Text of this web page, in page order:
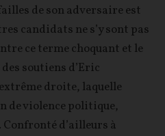
de son adversaire est
candidats ne s’y sont pas
ce terme choquant et le
soutiens d’Eric
droite, laquelle
de violence politique,
d’ailleurs à